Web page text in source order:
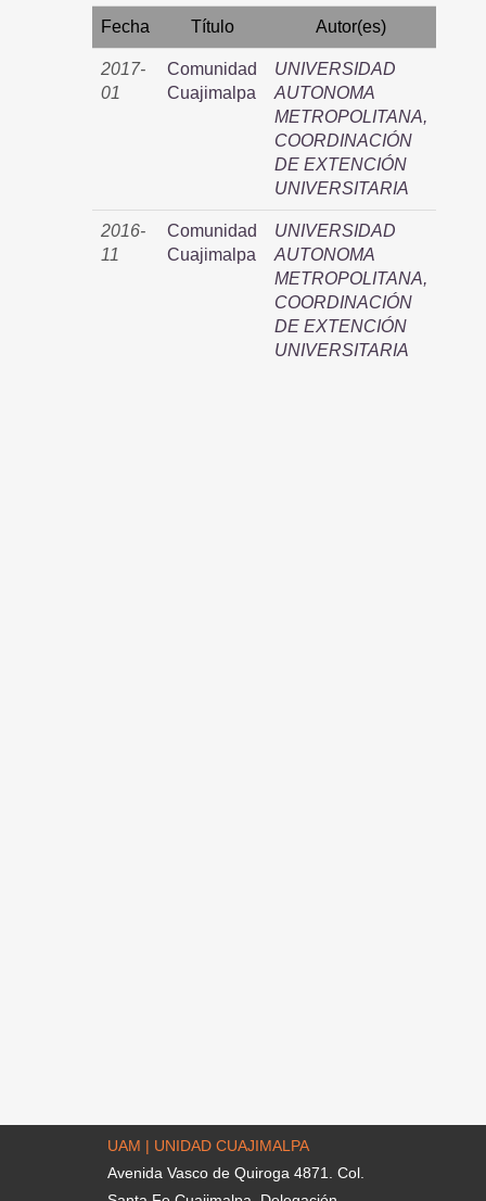
Fecha Título Autor(es)
2017-
01
Comunidad
Cuajimalpa
UNIVERSIDAD
AUTONOMA
METROPOLITANA,
COORDINACIÓN
DE EXTENCIÓN
UNIVERSITARIA
2016-
11
Comunidad
Cuajimalpa
UNIVERSIDAD
AUTONOMA
METROPOLITANA,
COORDINACIÓN
DE EXTENCIÓN
UNIVERSITARIA
UAM | UNIDAD CUAJIMALPA
Avenida Vasco de Quiroga 4871. Col.